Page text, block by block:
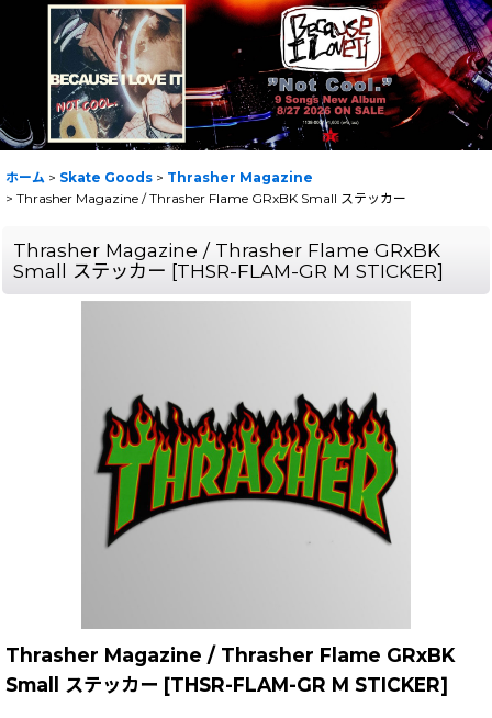
ホーム > Skate Goods > Thrasher Magazine
> Thrasher Magazine / Thrasher Flame GRxBK Small ステッカー
Thrasher Magazine / Thrasher Flame GRxBK
Small ステッカー [THSR-FLAM-GR M STICKER]
Thrasher Magazine / Thrasher Flame GRxBK
Small ステッカー [THSR-FLAM-GR M STICKER]